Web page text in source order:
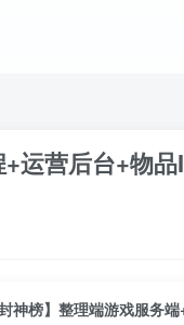
运营后台+物品
封神榜】整理端游戏服务